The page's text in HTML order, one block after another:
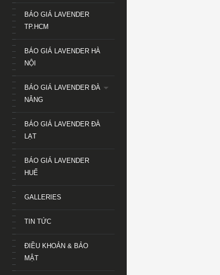
BÁO GIÁ LAVENDER
TP.HCM
BÁO GIÁ LAVENDER HÀ
NỘI
BÁO GIÁ LAVENDER ĐÀ
NẴNG
BÁO GIÁ LAVENDER ĐÀ
LẠT
BÁO GIÁ LAVENDER
HUẾ
GALLERIES
TIN TỨC
ĐIỀU KHOẢN & BẢO
MẬT